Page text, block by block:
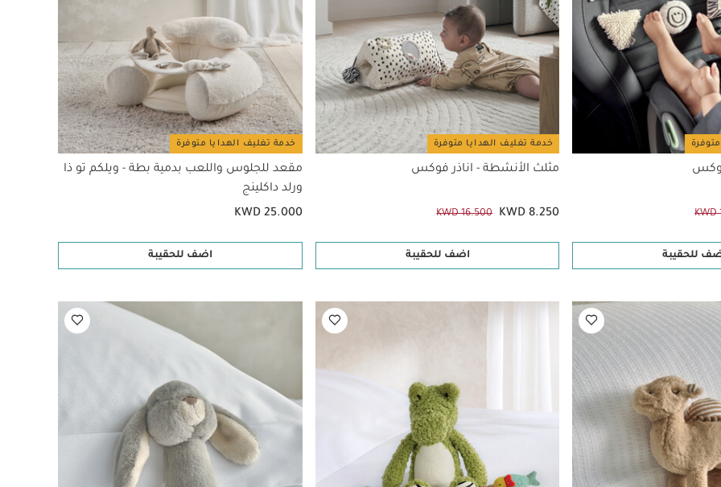
فوكس
KWD
للحقيبة
خدمة تغليف الهدايا متوفرة
مثلث الأنشطة - اناذر فوكس
KWD 8.250
KWD 16.500
اضف للحقيبة
خدمة تغليف الهدايا متوفرة
مقعد للجلوس واللعب بدمية بطة - ويلكم تو ذا
ورلد داكلينج
KWD 25.000
اضف للحقيبة